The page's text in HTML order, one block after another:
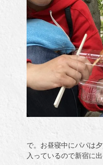
で。お昼寝中にパパは
入っているので新宿に出